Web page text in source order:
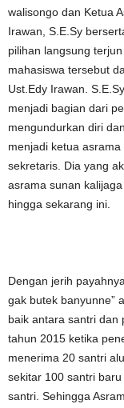
walisongo dan Ketua
Irawan, S.E.Sy
pilihan langsung
mahasiswa tersebut
Ust.Edy Irawan.
menjadi bagian dari
mengundurkan diri
menjadi ketua
sekretaris. Dia yang
asrama sunan
hingga sekarang ini.
Dengan jerih
gak butek banyunne”
baik antara santri dan
tahun 2015 ketika
menerima 20 santri
sekitar 100 santri
santri. Sehingga